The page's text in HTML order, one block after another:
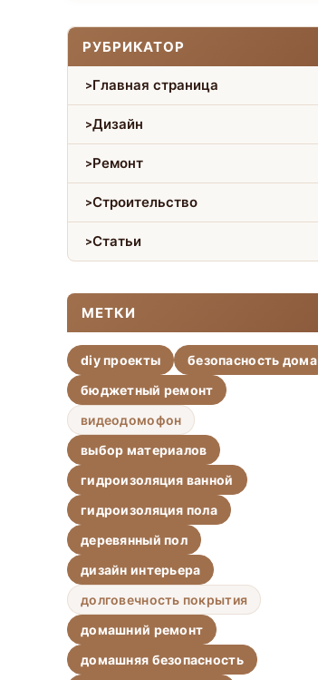
РУБРИКАТОР
Главная страница
Дизайн
Ремонт
Строительство
Статьи
МЕТКИ
diy проекты
безопасность дома
бюджетный ремонт
видеодомофон
выбор материалов
гидроизоляция ванной
гидроизоляция пола
деревянный пол
дизайн интерьера
долговечность покрытия
домашний ремонт
домашняя безопасность